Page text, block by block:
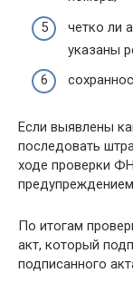
четко ли
указаны
Если выявлены
последовать
ходе проверки
По итогам
акт, который
подписанного